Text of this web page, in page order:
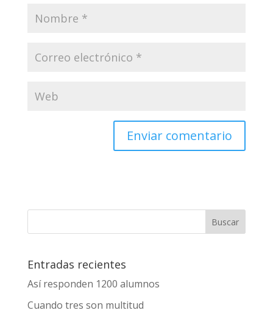
Enviar comentario
Entradas recientes
Así responden 1200 alumnos
Cuando tres son multitud